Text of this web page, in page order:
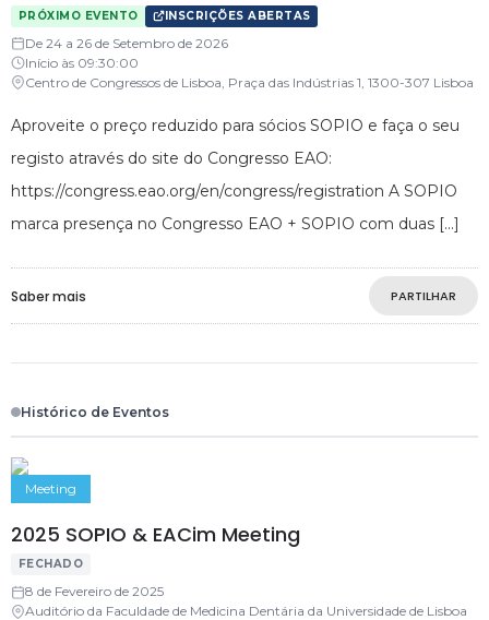
PRÓXIMO EVENTO INSCRIÇÕES ABERTAS
De 24 a 26 de Setembro de 2026
Início às 09:30:00
Centro de Congressos de Lisboa, Praça das Indústrias 1, 1300-307 Lisboa
Aproveite o preço reduzido para sócios SOPIO e faça o seu
registo através do site do Congresso EAO:
https://congress.eao.org/en/congress/registration A SOPIO
marca presença no Congresso EAO + SOPIO com duas
Saber mais PARTILHAR
Histórico de Eventos
Meeting
2025 SOPIO & EACim Meeting
FECHADO
8 de Fevereiro de 2025
Auditório da Faculdade de Medicina Dentária da Universidade de Lisboa